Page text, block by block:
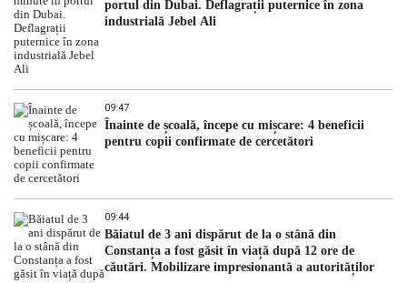
portul din Dubai. Deflagrații puternice în zona
industrială Jebel Ali
09:47
Înainte de școală, începe cu mișcare: 4 beneficii
pentru copii confirmate de cercetători
09:44
Băiatul de 3 ani dispărut de la o stână din
Constanța a fost găsit în viață după 12 ore de
căutări. Mobilizare impresionantă a autorităților